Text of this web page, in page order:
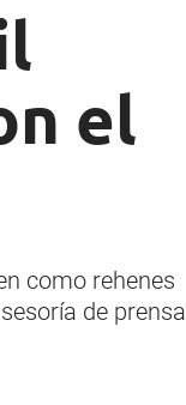
el
como rehenes
de prensa